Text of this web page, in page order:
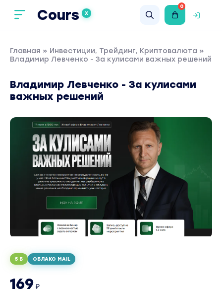
Cours X
0
Главная » Инвестиции, Трейдинг, Криптовалюта »
Владимир Левченко - За кулисами важных решений
Владимир Левченко - За кулисами
важных решений
5 Б ОБЛАКО MAIL
169 ₽